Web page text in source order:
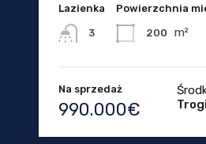
Lazienka
3
Powierzchnia
200 m²
Na sprzedaż
990.000€